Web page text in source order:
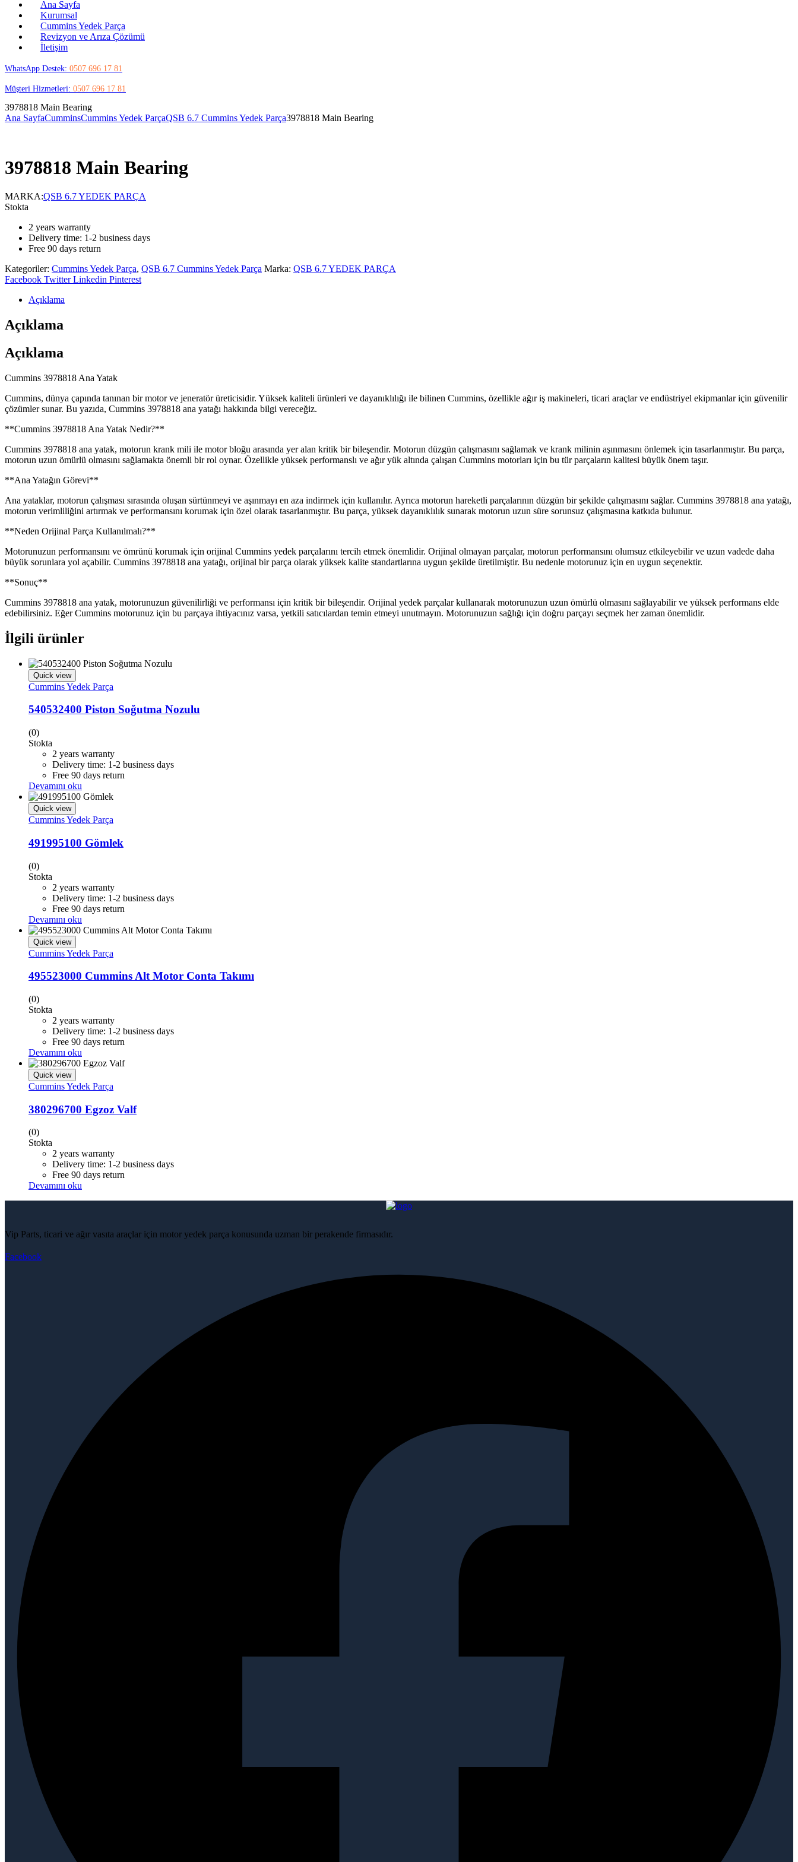
Ana Sayfa
Kurumsal
Cummins Yedek Parça
Revizyon ve Arıza Çözümü
İletişim
WhatsApp Destek: 0507 696 17 81
Müşteri Hizmetleri: 0507 696 17 81
3978818 Main Bearing
Ana SayfaCumminsCummins Yedek ParçaQSB 6.7 Cummins Yedek Parça3978818 Main Bearing
3978818 Main Bearing
MARKA:QSB 6.7 YEDEK PARÇA
Stokta
2 years warranty
Delivery time: 1-2 business days
Free 90 days return
Kategoriler: Cummins Yedek Parça, QSB 6.7 Cummins Yedek Parça Marka: QSB 6.7 YEDEK PARÇA
Share:
Facebook Twitter Linkedin Pinterest
Açıklama
Açıklama
Açıklama
Cummins 3978818 Ana Yatak
Cummins, dünya çapında tanınan bir motor ve jeneratör üreticisidir. Yüksek kaliteli ürünleri ve dayanıklılığı ile bilinen Cummins, özellikle ağır iş makineleri, ticari araçlar ve endüstriyel ekipmanlar için güvenilir
çözümler sunar. Bu yazıda, Cummins 3978818 ana yatağı hakkında bilgi vereceğiz.
**Cummins 3978818 Ana Yatak Nedir?**
Cummins 3978818 ana yatak, motorun krank mili ile motor bloğu arasında yer alan kritik bir bileşendir. Motorun düzgün çalışmasını sağlamak ve krank milinin aşınmasını önlemek için tasarlanmıştır. Bu parça,
motorun uzun ömürlü olmasını sağlamakta önemli bir rol oynar. Özellikle yüksek performanslı ve ağır yük altında çalışan Cummins motorları için bu tür parçaların kalitesi büyük önem taşır.
**Ana Yatağın Görevi**
Ana yataklar, motorun çalışması sırasında oluşan sürtünmeyi ve aşınmayı en aza indirmek için kullanılır. Ayrıca motorun hareketli parçalarının düzgün bir şekilde çalışmasını sağlar. Cummins 3978818 ana yatağı,
motorun verimliliğini artırmak ve performansını korumak için özel olarak tasarlanmıştır. Bu parça, yüksek dayanıklılık sunarak motorun uzun süre sorunsuz çalışmasına katkıda bulunur.
**Neden Orijinal Parça Kullanılmalı?**
Motorunuzun performansını ve ömrünü korumak için orijinal Cummins yedek parçalarını tercih etmek önemlidir. Orijinal olmayan parçalar, motorun performansını olumsuz etkileyebilir ve uzun vadede daha
büyük sorunlara yol açabilir. Cummins 3978818 ana yatağı, orijinal bir parça olarak yüksek kalite standartlarına uygun şekilde üretilmiştir. Bu nedenle motorunuz için en uygun seçenektir.
**Sonuç**
Cummins 3978818 ana yatak, motorunuzun güvenilirliği ve performansı için kritik bir bileşendir. Orijinal yedek parçalar kullanarak motorunuzun uzun ömürlü olmasını sağlayabilir ve yüksek performans elde
edebilirsiniz. Eğer Cummins motorunuz için bu parçaya ihtiyacınız varsa, yetkili satıcılardan temin etmeyi unutmayın. Motorunuzun sağlığı için doğru parçayı seçmek her zaman önemlidir.
İlgili ürünler
Quick view
Cummins Yedek Parça
540532400 Piston Soğutma Nozulu
(0)
Stokta
2 years warranty
Delivery time: 1-2 business days
Free 90 days return
Devamını oku
Quick view
Cummins Yedek Parça
491995100 Gömlek
(0)
Stokta
2 years warranty
Delivery time: 1-2 business days
Free 90 days return
Devamını oku
Quick view
Cummins Yedek Parça
495523000 Cummins Alt Motor Conta Takımı
(0)
Stokta
2 years warranty
Delivery time: 1-2 business days
Free 90 days return
Devamını oku
Quick view
Cummins Yedek Parça
380296700 Egzoz Valf
(0)
Stokta
2 years warranty
Delivery time: 1-2 business days
Free 90 days return
Devamını oku
Vip Parts, ticari ve ağır vasıta araçlar için motor yedek parça konusunda uzman bir perakende firmasıdır.
Facebook